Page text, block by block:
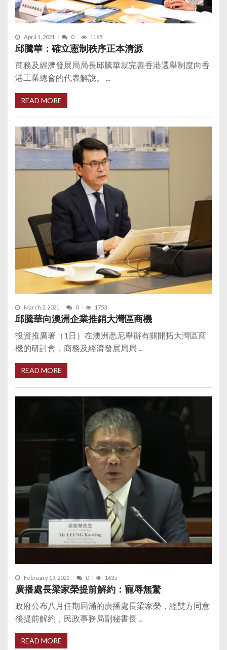
April 1, 2021 0 1165
邱騰華：確立憲制秩序正本清源
商務及經濟發展局局長邱騰華就完善香港選舉制度向香
港工業總會的代表解說。 ...
READ MORE
March 2, 2021 0 1753
邱騰華向澳洲企業推銷大灣區商機
投資推廣署（1日）在澳洲悉尼舉辦有關開拓大灣區商
機的研討會，商務及經濟發展局局 ...
READ MORE
February 19, 2021 0 1635
廣播處長梁家榮提前解約：寵辱無驚
政府公布八月任期屆滿的廣播處長梁家榮，經雙方同意
後提前解約，民政事務局副秘書長 ...
READ MORE